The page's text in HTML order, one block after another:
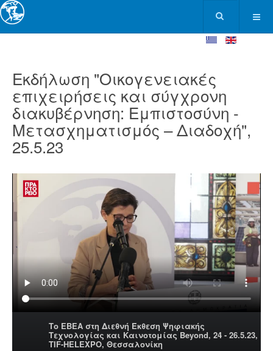
Εκδήλωση "Οικογενειακές
επιχειρήσεις και σύγχρονη
διακυβέρνηση: Εμπιστοσύνη -
Μετασχηματισμός – Διαδοχή",
25.5.23
Το ΕΒΕΑ στη Διεθνή Έκθεση Ψηφιακής
Τεχνολογίας και Καινοτομίας Beyond, 24 - 26.5.23,
ΤIF-HELEXPO, Θεσσαλονίκη